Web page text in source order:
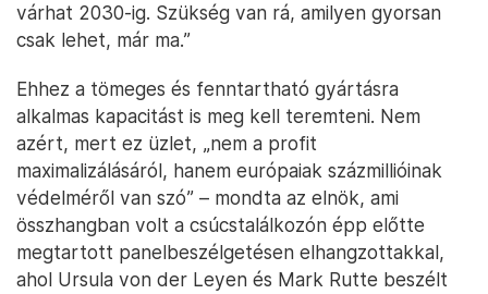
várhat 2030-ig. Szükség van rá, amilyen gyorsan
csak lehet, már ma.”
Ehhez a tömeges és fenntartható gyártásra
alkalmas kapacitást is meg kell teremteni. Nem
azért, mert ez üzlet, „nem a profit
maximalizálásáról, hanem európaiak százmillióinak
védelméről van szó” – mondta az elnök, ami
összhangban volt a csúcstalálkozón épp előtte
megtartott panelbeszélgetésen elhangzottakkal,
ahol Ursula von der Leyen és Mark Rutte beszélt